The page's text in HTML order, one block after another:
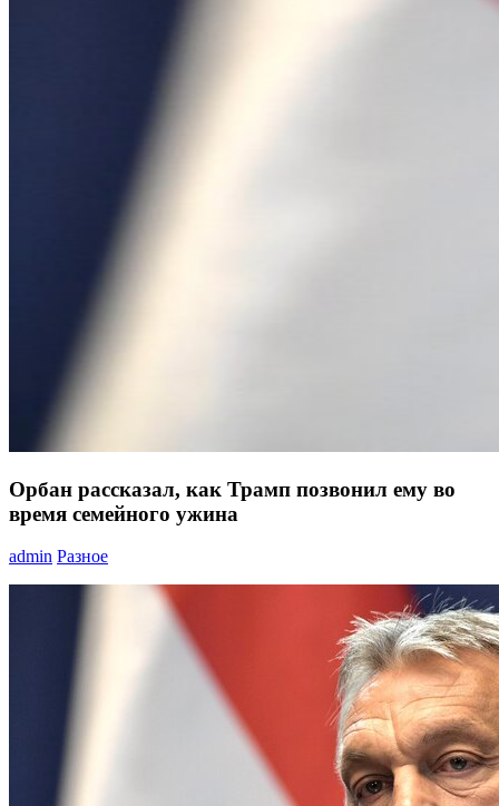
Орбан рассказал, как Трамп позвонил ему во
время семейного ужина
admin Разное